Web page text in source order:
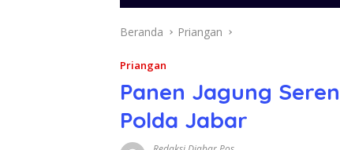
Beranda Priangan
Priangan
Panen Jagung
Polda Jabar